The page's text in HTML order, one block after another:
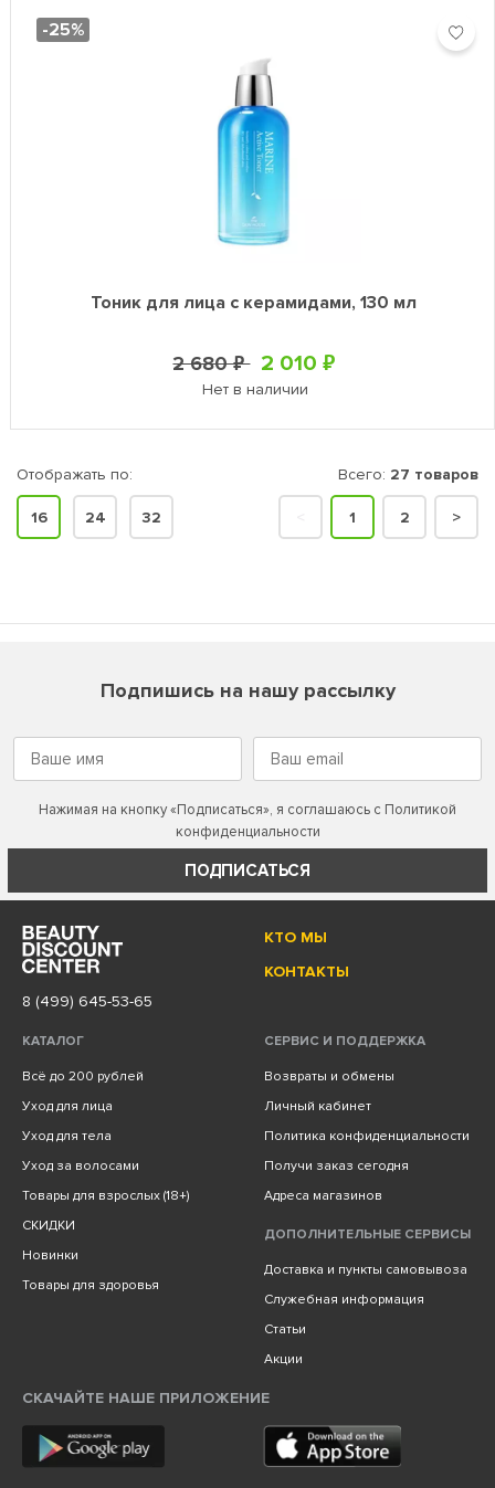
-25%
Тоник для лица с керамидами, 130 мл
2 680 ₽ 2 010 ₽
Нет в наличии
Отображать по:
16 24 32
Всего: 27 товаров
1 2 >
Подпишись на нашу рассылку
Нажимая на кнопку «Подписаться», я соглашаюсь с Политикой
конфиденциальности
ПОДПИСАТЬСЯ
КТО МЫ
КОНТАКТЫ
8 (499) 645-53-65
КАТАЛОГ
Всё до 200 рублей
Уход для лица
Уход для тела
Уход за волосами
Товары для взрослых (18+)
СКИДКИ
Новинки
Товары для здоровья
СЕРВИС И ПОДДЕРЖКА
Возвраты и обмены
Личный кабинет
Политика конфиденциальности
Получи заказ сегодня
Адреса магазинов
ДОПОЛНИТЕЛЬНЫЕ СЕРВИСЫ
Доставка и пункты самовывоза
Служебная информация
Статьи
Акции
СКАЧАЙТЕ НАШЕ ПРИЛОЖЕНИЕ